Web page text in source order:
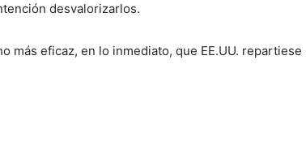
desvalorizarlos.
más eficaz, en lo inmediato, que EE.UU.